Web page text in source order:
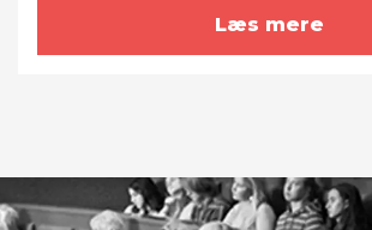
Læs mere